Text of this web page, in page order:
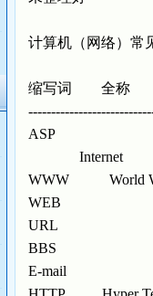
计算机（网络）常
缩写词
ASP
Internet
WWW
WEB
URL
BBS
E-mail